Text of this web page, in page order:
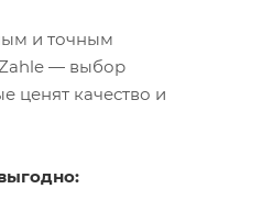
и точным
— выбор
ценят качество и